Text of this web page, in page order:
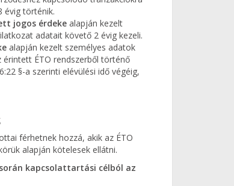
évig történik.
jogos érdeke alapján kezelt
adatait követő 2 évig kezeli.
alapján kezelt személyes adatok
ÉTO rendszerből történő
§-a szerinti elévülési idő végéig,
férhetnek hozzá, akik az ÉTO
alapján kötelesek ellátni.
kapcsolattartási célból az